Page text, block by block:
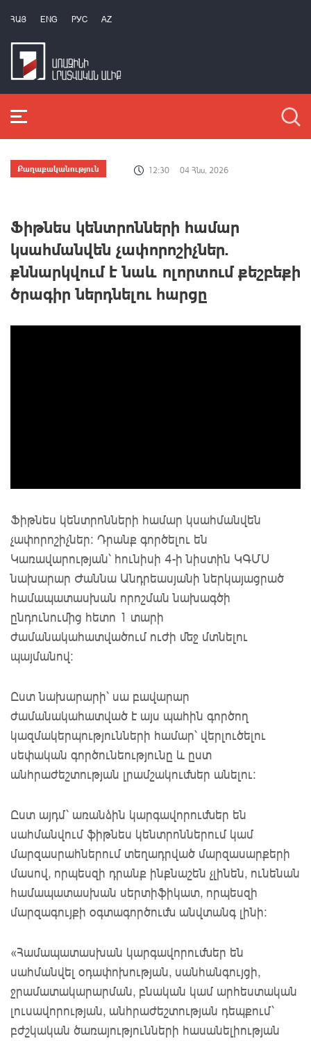
ՀԱՅ ENG РУС AZ
Քաղաքականություն 12:30 04 Հնս, 2026
Ֆիթնես կենտրոնների համար
կսահմանվեն չափորոշիչներ.
քննարկվում է նաև ոլորտում քեշբեքի
ծրագիր ներդնելու հարցը
Ֆիթնես կենտրոնների համար կսահմանվեն
չափորոշիչներ: Դրանք գործելու են
Կառավարության՝ հունիսի 4-ի նիստին ԿԳՄՍ
նախարար Ժաննա Անդրեասյանի ներկայացրած
համապատասխան որոշման նախագծի
ընդունումից հետո 1 տարի
ժամանակահատվածում ուժի մեջ մտնելու
պայմանով:
Ըստ նախարարի՝ սա բավարար
ժամանակահատված է այս պահին գործող
կազմակերպությունների համար՝ վերլուծելու
սեփական գործունեությունը և ըստ
անհրաժեշտության լրամշակումներ անելու:
Ըստ այդմ՝ առանձին կարգավորումներ են
սահմանվում ֆիթնես կենտրոններում կամ
մարզասրահներում տեղադրված մարզասարքերի
մասով, որպեսզի դրանք ինքնաշեն չլինեն, ունենան
համապատասխան սերտիֆիկատ, որպեսզի
մարզագույքի օգտագործումն անվտանգ լինի:
«Համապատասխան կարգավորումներ են
սահմանվել օդափոխության, սանհանգույցի,
ջրամատակարարման, բնական կամ արհեստական
լուսավորության, անհրաժեշտության դեպքում՝
բժշկական ծառայությունների հասանելիության